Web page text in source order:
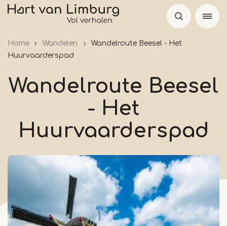
Overslaan
gaan
Home Wandelen
Wandelroute Beesel - Het
Huurvaarderspad
Wandelroute Beesel
- Het
Huurvaarderspad